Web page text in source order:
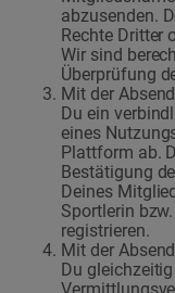
abzusenden.
Rechte Dritter
Wir sind
Überprüfung
Mit der
Du ein
eines
Plattform ab.
Bestätigung
Deines
Sportlerin
registrieren.
Mit der
Du